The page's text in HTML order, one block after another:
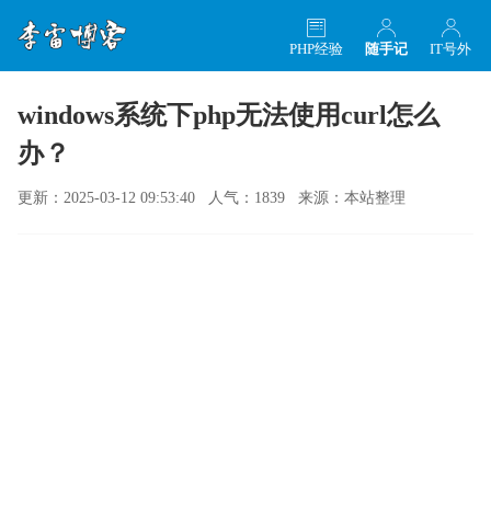
IT号外
随手记
PHP经验
windows系统下php无法使用curl怎么
办？
更新：2025-03-12 09:53:40 人气：1839 来源：本站整理